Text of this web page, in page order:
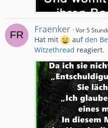
Fraenker Vor 5
Hat mit aufden
Witzethread reagiert.